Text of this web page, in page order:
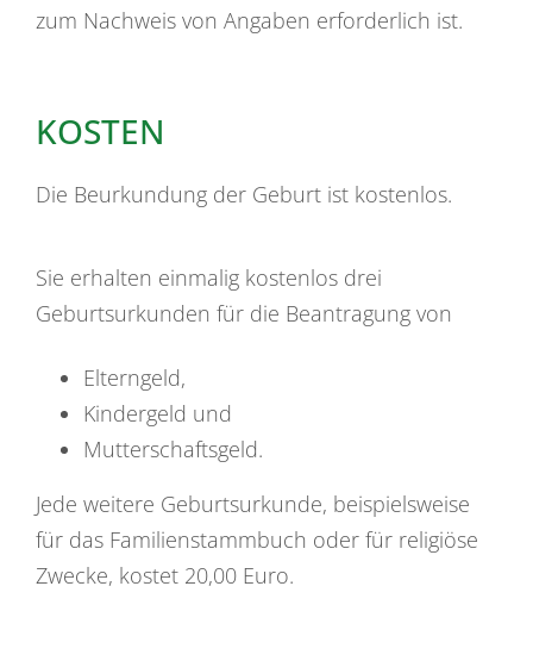
zum Nachweis von Angaben erforderlich ist.
KOSTEN
Die Beurkundung der Geburt ist kostenlos.
Sie erhalten einmalig kostenlos drei
Geburtsurkunden für die Beantragung von
Elterngeld,
Kindergeld und
Mutterschaftsgeld.
Jede weitere Geburtsurkunde, beispielsweise
für das Familienstammbuch oder für religiöse
Zwecke, kostet 20,00 Euro.